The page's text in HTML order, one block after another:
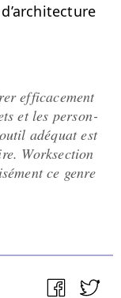
effi­cace­ment
et les per­son­
adéquat est
Work­sec­tion
ce genre